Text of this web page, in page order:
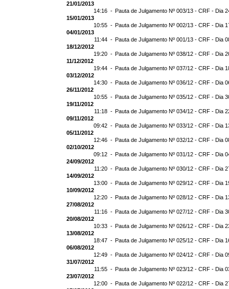
21/01/2013
14:16 - Pauta de Julgamento Nº 003/13 - CRF - Dia
15/01/2013
10:55 - Pauta de Julgamento Nº 002/13 - CRF - Dia
04/01/2013
11:44 - Pauta de Julgamento Nº 001/13 - CRF - Dia
18/12/2012
19:20 - Pauta de Julgamento Nº 038/12 - CRF - Dia
11/12/2012
19:44 - Pauta de Julgamento Nº 037/12 - CRF - Dia
03/12/2012
14:30 - Pauta de Julgamento Nº 036/12 - CRF - Dia
26/11/2012
10:55 - Pauta de Julgamento Nº 035/12 - CRF - Dia
19/11/2012
11:18 - Pauta de Julgamento Nº 034/12 - CRF - Dia
09/11/2012
09:42 - Pauta de Julgamento Nº 033/12 - CRF - Dia
05/11/2012
12:46 - Pauta de Julgamento Nº 032/12 - CRF - Dia
02/10/2012
09:12 - Pauta de Julgamento Nº 031/12 - CRF - Dia
24/09/2012
11:20 - Pauta de Julgamento Nº 030/12 - CRF - Dia
14/09/2012
13:00 - Pauta de Julgamento Nº 029/12 - CRF - Dia
10/09/2012
12:20 - Pauta de Julgamento Nº 028/12 - CRF - Dia
27/08/2012
11:16 - Pauta de Julgamento Nº 027/12 - CRF - Dia
20/08/2012
10:33 - Pauta de Julgamento Nº 026/12 - CRF - Dia
13/08/2012
18:47 - Pauta de Julgamento Nº 025/12 - CRF - Dia
06/08/2012
12:49 - Pauta de Julgamento Nº 024/12 - CRF - Dia
31/07/2012
11:55 - Pauta de Julgamento Nº 023/12 - CRF - Dia
23/07/2012
12:00 - Pauta de Julgamento Nº 022/12 - CRF - Dia